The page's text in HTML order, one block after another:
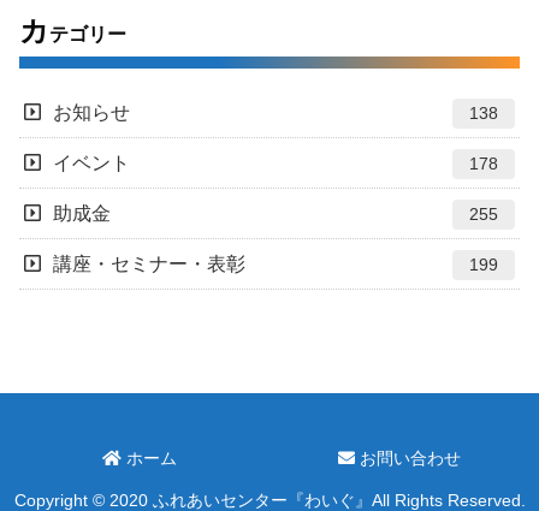
カ テゴリー
お知らせ 138
イベント 178
助成金 255
講座・セミナー・表彰 199
ホーム お問い合わせ
Copyright © 2020 ふれあいセンター『わいぐ』All Rights Reserved.